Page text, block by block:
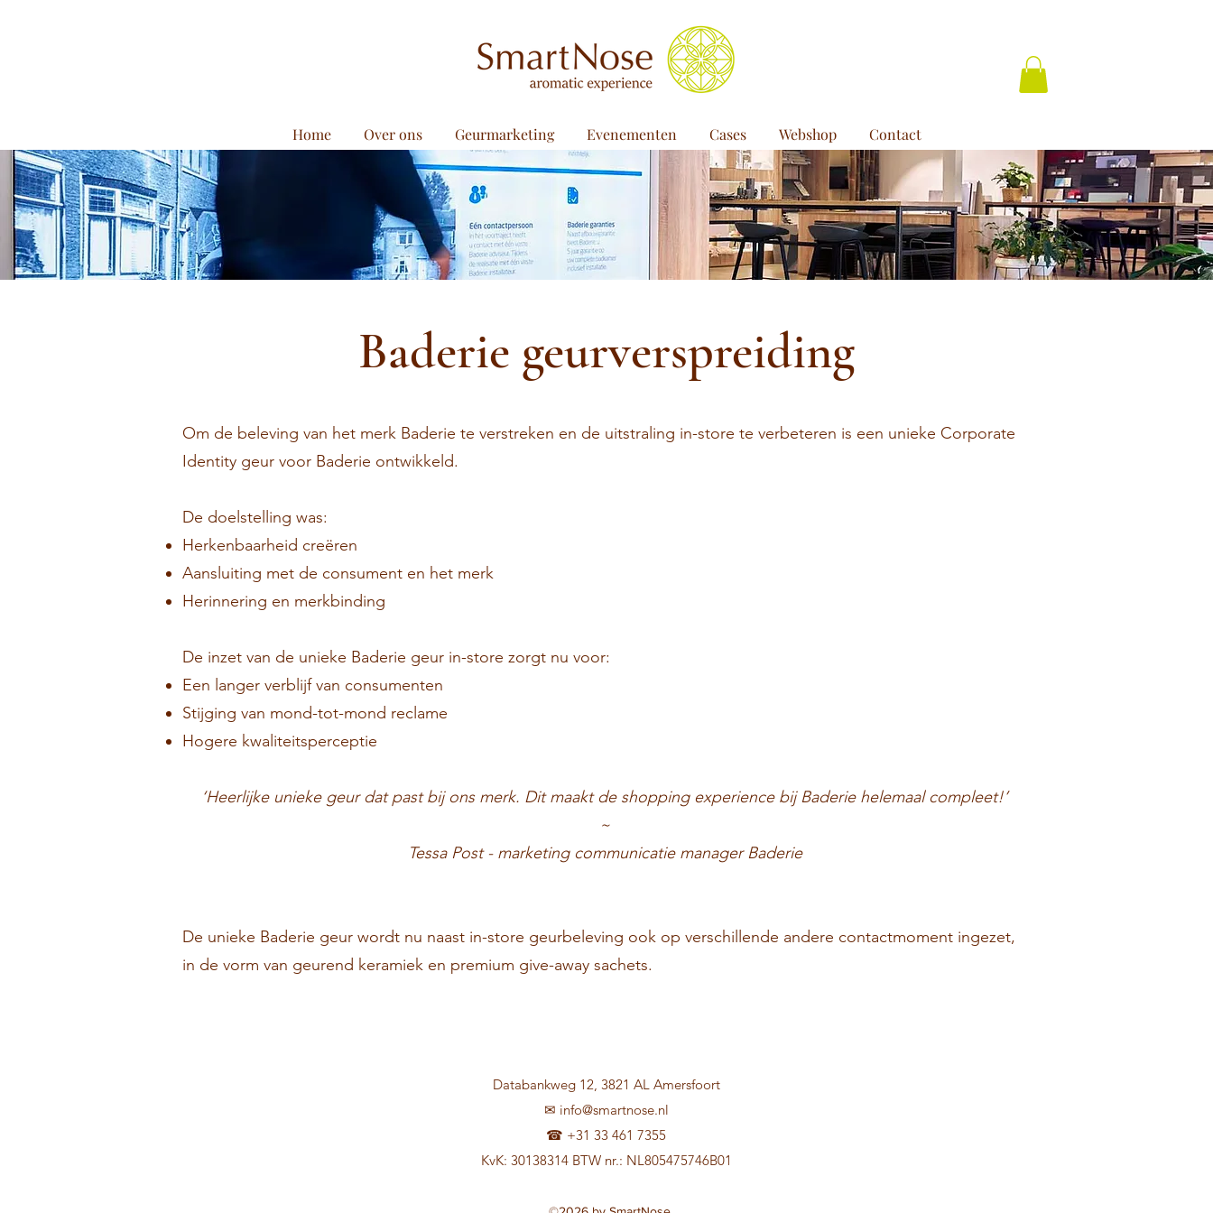
Home Over ons Geurmarketing Evenementen Cases Webshop Contact
Baderie geurverspreiding
Om de beleving van het merk Baderie te verstreken en de uitstraling in-store te verbeteren is een unieke Corporate
Identity geur voor Baderie ontwikkeld.
De doelstelling was:
Herkenbaarheid creëren
Aansluiting met de consument en het merk
Herinnering en merkbinding
De inzet van de unieke Baderie geur in-store zorgt nu voor:
Een langer verblijf van consumenten
Stijging van mond-tot-mond reclame
Hogere kwaliteitsperceptie
‘Heerlijke unieke geur dat past bij ons merk. Dit maakt de shopping experience bij Baderie helemaal compleet!’
~
Tessa Post - marketing communicatie manager Baderie
De unieke Baderie geur wordt nu naast in-store geurbeleving ook op verschillende andere contactmoment ingezet,
in de vorm van geurend keramiek en premium give-away sachets.
Databankweg 12, 3821 AL Amersfoort
✉ info@smartnose.nl
☎ +31 33 461 7355
KvK: 30138314 BTW nr.: NL805475746B01